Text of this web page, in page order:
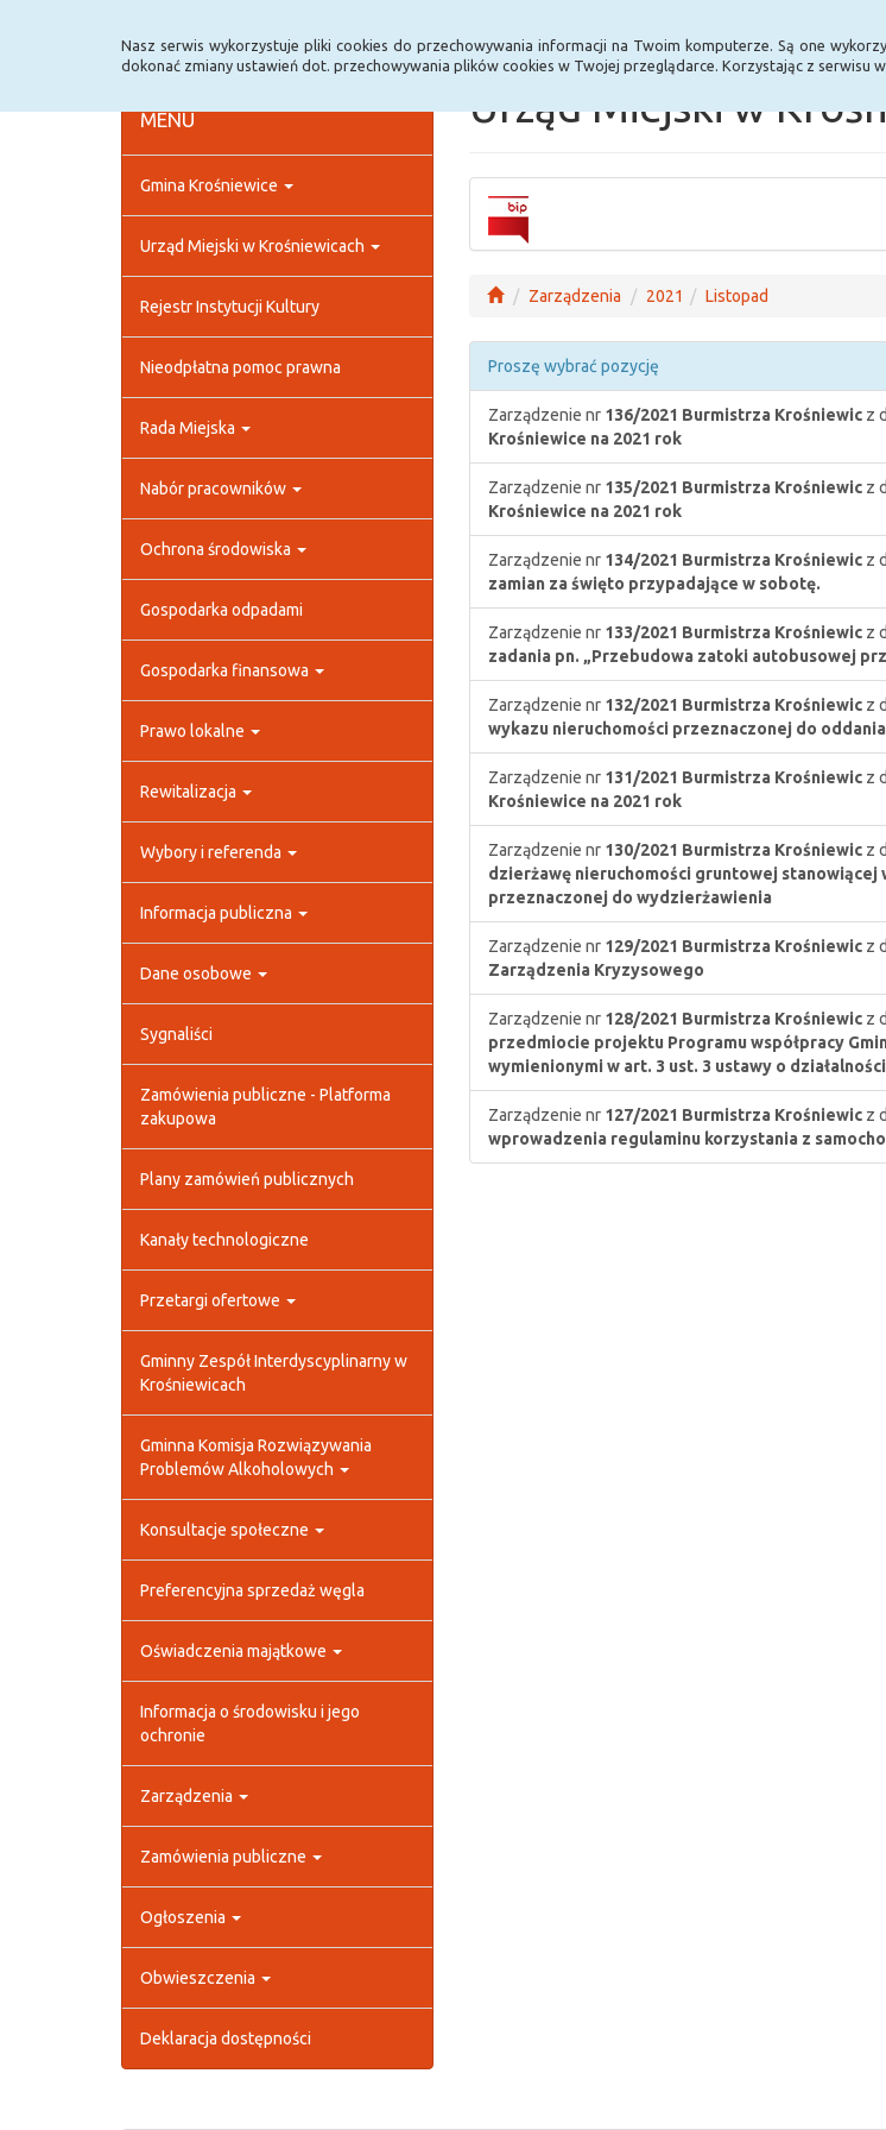
Nasz serwis wykorzystuje pliki cookies do przechowywania informacji na Twoim komputerze. Są one
dokonać zmiany ustawień dot. przechowywania plików cookies w Twojej przeglądarce. Korzystając z serwisu
MENU
Gmina Krośniewice
Urząd Miejski w Krośniewicach
Rejestr Instytucji Kultury
Nieodpłatna pomoc prawna
Rada Miejska
Nabór pracowników
Ochrona środowiska
Gospodarka odpadami
Gospodarka finansowa
Prawo lokalne
Rewitalizacja
Wybory i referenda
Informacja publiczna
Dane osobowe
Sygnaliści
Zamówienia publiczne - Platforma
zakupowa
Plany zamówień publicznych
Kanały technologiczne
Przetargi ofertowe
Gminny Zespół Interdyscyplinarny w
Krośniewicach
Gminna Komisja Rozwiązywania
Problemów Alkoholowych
Konsultacje społeczne
Preferencyjna sprzedaż węgla
Oświadczenia majątkowe
Informacja o środowisku i jego
ochronie
Zarządzenia
Zamówienia publiczne
Ogłoszenia
Obwieszczenia
Deklaracja dostępności
Urząd Miejski w
Zarządzenia 2021 Listopad
Proszę wybrać pozycję
Zarządzenie nr 136/2021 Burmistrza Krośniewicz
Krośniewice na 2021 rok
Zarządzenie nr 135/2021 Burmistrza Krośniewicz
Krośniewice na 2021 rok
Zarządzenie nr 134/2021 Burmistrza Krośniewicz
zamian za święto przypadające w sobotę.
Zarządzenie nr 133/2021 Burmistrza Krośniewicz
zadania pn. „Przebudowa zatoki autobusowej
Zarządzenie nr 132/2021 Burmistrza Krośniewicz
wykazu nieruchomości przeznaczonej do
Zarządzenie nr 131/2021 Burmistrza Krośniewicz
Krośniewice na 2021 rok
Zarządzenie nr 130/2021 Burmistrza Krośniewicz
dzierżawę nieruchomości gruntowej stanowiącej
przeznaczonej do wydzierżawienia
Zarządzenie nr 129/2021 Burmistrza Krośniewicz
Zarządzenia Kryzysowego
Zarządzenie nr 128/2021 Burmistrza Krośniewicz
przedmiocie projektu Programu współpracy
wymienionymi w art. 3 ust. 3 ustawy o
Zarządzenie nr 127/2021 Burmistrza Krośniewicz
wprowadzenia regulaminu korzystania z